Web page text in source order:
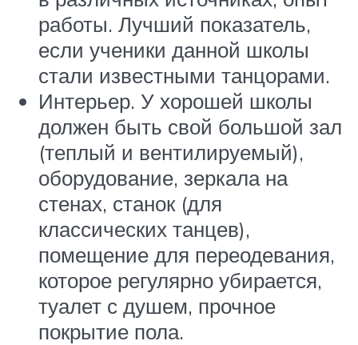
работы. Лучший показатель,
если ученики данной школы
стали известными танцорами.
Интерьер. У хорошей школы
должен быть свой большой зал
(теплый и вентилируемый),
оборудование, зеркала на
стенах, станок (для
классических танцев),
помещение для переодевания,
которое регулярно убирается,
туалет с душем, прочное
покрытие пола.